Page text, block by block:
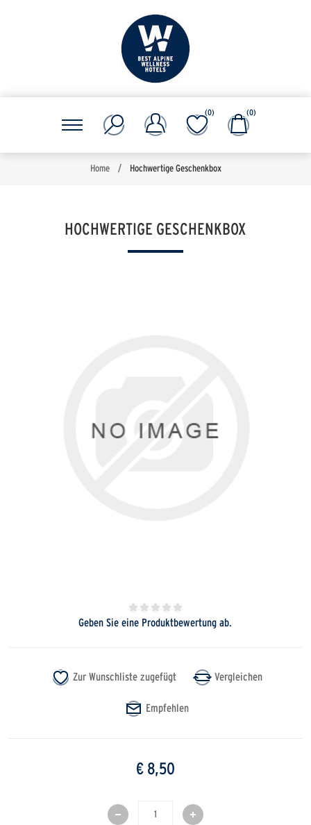
(0) (0)
Home / Hochwertige Geschenkbox
HOCHWERTIGE GESCHENKBOX
Geben Sie eine Produktbewertung ab.
€ 8,50